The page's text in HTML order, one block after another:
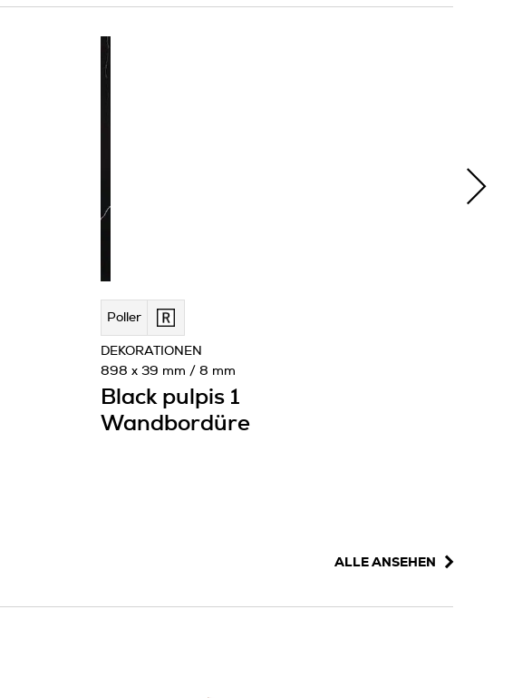
Poller
Black pulpis 1
Wandbordüre
DEKORATIONEN
898 x 39 mm / 8 mm
ALLE ANSEHEN